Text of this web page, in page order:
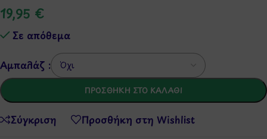
19,95 €
Σε απόθεμα
Αμπαλάζ :
ΠΡΟΣΘΉΚΗ ΣΤΟ ΚΑΛΆΘΙ
Σύγκριση Προσθήκη στη Wishlist